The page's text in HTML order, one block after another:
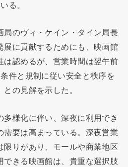
る。
局のヴィ・ケイン・タイン局長
展に貢献するためにも、映画館
は認めるが、営業時間は翌午前
件と規制に従い安全と秩序を
の見解を示した。
多様化に伴い、深夜に利用でき
需要は高まっている。深夜営業
限りがあり、モールや商業地区
できる映画館は、貴重な選択肢